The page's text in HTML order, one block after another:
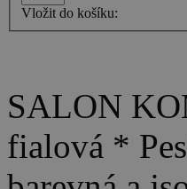
Vložit do košíku:
SALON
fialová *